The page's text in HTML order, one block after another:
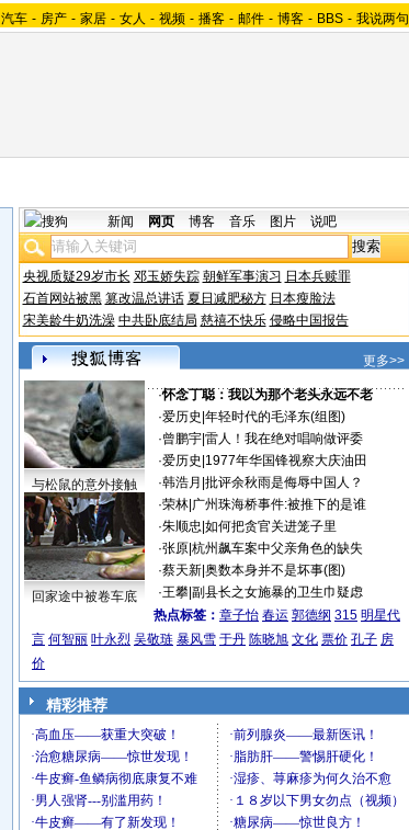
汽车 - 房产 - 家居 - 女人 - 视频 - 播客 - 邮件 - 博客 - BBS - 我说两句
新闻 网页 博客 音乐 图片 说吧
央视质疑29岁市长 邓玉娇失踪 朝鲜军事演习 日本兵赎罪
石首网站被黑 篡改温总讲话 夏日减肥秘方 日本瘦脸法
宋美龄牛奶洗澡 中共卧底结局 慈禧不快乐 侵略中国报告
更多>>
与松鼠的意外接触
回家途中被卷车底
·怀念丁聪：我以为那个老头永远不老
·爱历史 年轻时代的毛泽东(组图)
·曾鹏宇| 雷人！我在绝对唱响做评委
·爱历史 1977年华国锋视察大庆油田
·韩浩月 批评余秋雨是侮辱中国人？
·荣林| 广州珠海桥事件:被推下的是谁
·朱顺忠 如何把贪官关进笼子里
·张原| 杭州飙车案中父亲角色的缺失
·蔡天新| 奥数本身并不是坏事(图)
·王攀| 副县长之女施暴的卫生巾疑虑
热点标签： 章子怡 春运 郭德纲 315 明星代
言 何智丽 叶永烈 吴敬琏 暴风雪 于丹 陈晓旭 文化 票价 孔子 房
价
精彩推荐